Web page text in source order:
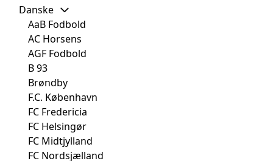
Danske
AaB Fodbold
AC Horsens
AGF Fodbold
B 93
Brøndby
F.C. København
FC Fredericia
FC Helsingør
FC Midtjylland
FC Nordsjælland